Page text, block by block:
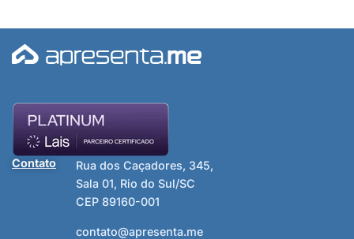
Contato
Rua dos Caçadores, 345,
Sala 01, Rio do Sul/SC
CEP 89160-001
contato@apresenta.me